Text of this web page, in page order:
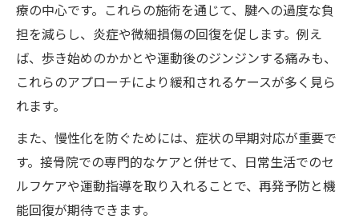
療の中心です。これらの施術を通じて、腱への過度な負
担を減らし、炎症や微細損傷の回復を促します。例え
ば、歩き始めのかかとや運動後のジンジンする痛みも、
これらのアプローチにより緩和されるケースが多く見ら
れます。
また、慢性化を防ぐためには、症状の早期対応が重要で
す。接骨院での専門的なケアと併せて、日常生活でのセ
ルフケアや運動指導を取り入れることで、再発予防と機
能回復が期待できます。